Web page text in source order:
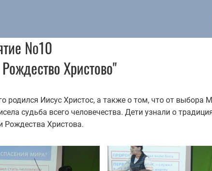
№10
Христово"
родился Иисус Христос, а также о том, что от выбора
судьба всего человечества. Дети узнали о
Рождества Христова.